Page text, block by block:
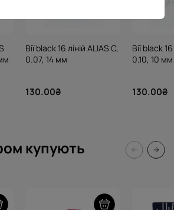
Вії black 16 ліній ALIAS C,
0.07, 14 мм
130.00₴
Вії black
0.10, 10 мм
130.00₴
купують